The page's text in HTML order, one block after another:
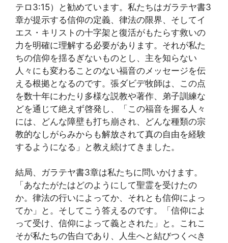
テロ3:15）と勧めています。私たちはガラテヤ書3
章が提示する信仰の定義、律法の限界、そしてイ
エス・キリストの十字架と復活がもたらす救いの
力を明確に理解する必要があります。それが私た
ちの信仰を揺るぎないものとし、主を知らない
人々にも変わることのない福音のメッセージを伝
える根拠となるのです。張ダビデ牧師は、この点
を数十年にわたり多様な説教や著作、弟子訓練な
どを通じて絶えず啓発し、「この福音を握る人々
には、どんな障壁も打ち崩され、どんな種類の宗
教的なしがらみからも解放されて真の自由を経験
するようになる」と教え続けてきました。
結局、ガラテヤ書3章は私たちに問いかけます。
「あなたがたはどのようにして聖霊を受けたの
か。律法の行いによってか、それとも信仰によっ
てか」と。そしてこう答えるのです。「信仰によ
って受け、信仰によって義とされた」と。これこ
そが私たちの告白であり、人生へと結びつくべき